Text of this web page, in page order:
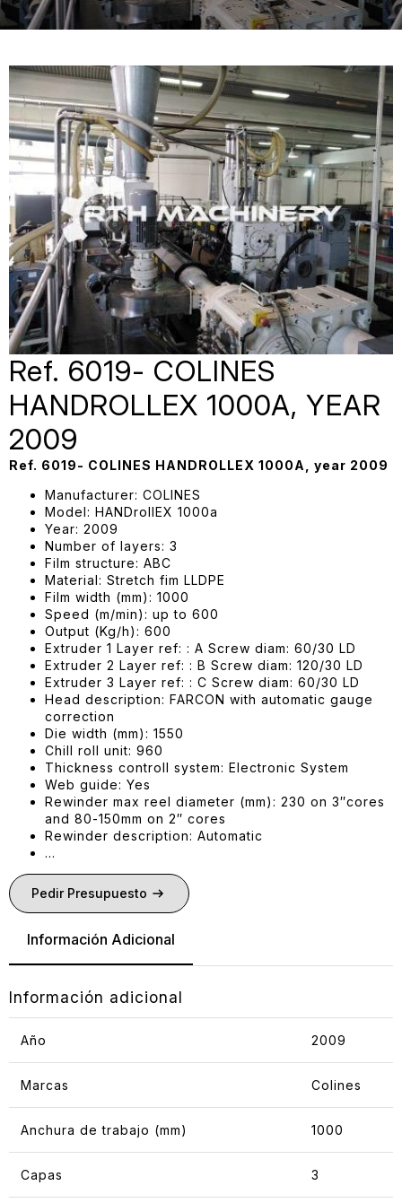
Ref. 6019- COLINES
HANDROLLEX 1000A, YEAR
2009
Ref. 6019- COLINES HANDROLLEX 1000A, year 2009
Manufacturer: COLINES
Model: HANDrollEX 1000a
Year: 2009
Number of layers: 3
Film structure: ABC
Material: Stretch fim LLDPE
Film width (mm): 1000
Speed (m/min): up to 600
Output (Kg/h): 600
Extruder 1 Layer ref: : A Screw diam: 60/30 LD
Extruder 2 Layer ref: : B Screw diam: 120/30 LD
Extruder 3 Layer ref: : C Screw diam: 60/30 LD
Head description: FARCON with automatic gauge
correction
Die width (mm): 1550
Chill roll unit: 960
Thickness controll system: Electronic System
Web guide: Yes
Rewinder max reel diameter (mm): 230 on 3″cores
and 80-150mm on 2″ cores
Rewinder description: Automatic
…
Pedir Presupuesto
Información Adicional
Información adicional
Año 2009
Marcas Colines
Anchura de trabajo (mm) 1000
Capas 3